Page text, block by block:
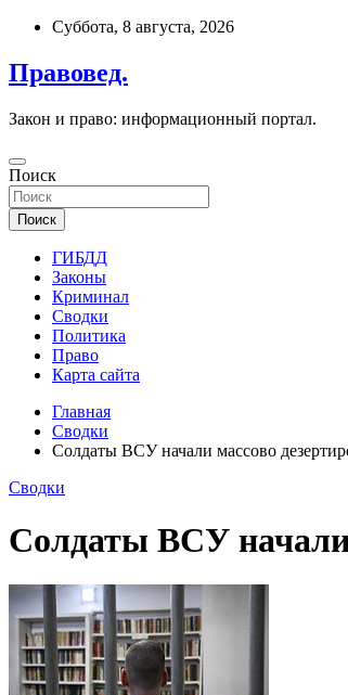
Перейти
содержимому
Суббота, 8 августа, 2026
Правовед.
Закон и право: информационный портал.
Поиск
Поиск
ГИБДД
Законы
Криминал
Сводки
Политика
Право
Карта сайта
Главная
Сводки
Солдаты ВСУ начали массово
Сводки
Солдаты ВСУ начали